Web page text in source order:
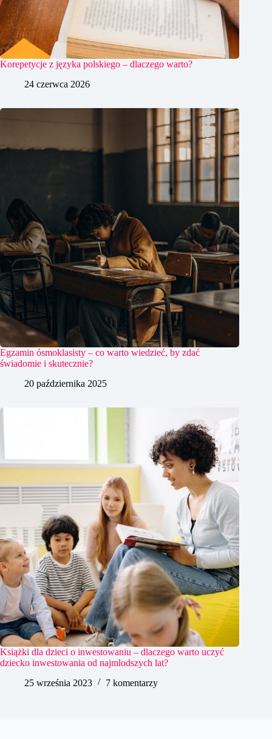
Korepetycje z języka polskiego – dlaczego warto?
24 czerwca 2026
Egzamin ósmoklasisty – co warto wiedzieć, by zdać
świadomie i skutecznie?
20 października 2025
Książki dla dzieci o inwestowaniu – dlaczego warto uczyć
dziecko inwestowania od najmlodszych lat?
25 września 2023
7 komentarzy